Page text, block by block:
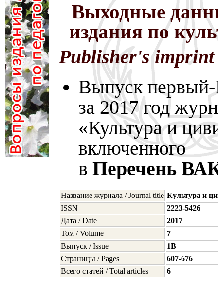
Выходные
издания по
Publisher's imprint
Выпуск
за 2017 год
«Культура и
включенного
в Перечень
Название журнала / Journal title Культура и
ISSN
2223-5426
Дата / Date
2017
Том / Volume
7
Выпуск / Issue
1B
Страницы / Pages
607-676
Всего статей / Total articles
6